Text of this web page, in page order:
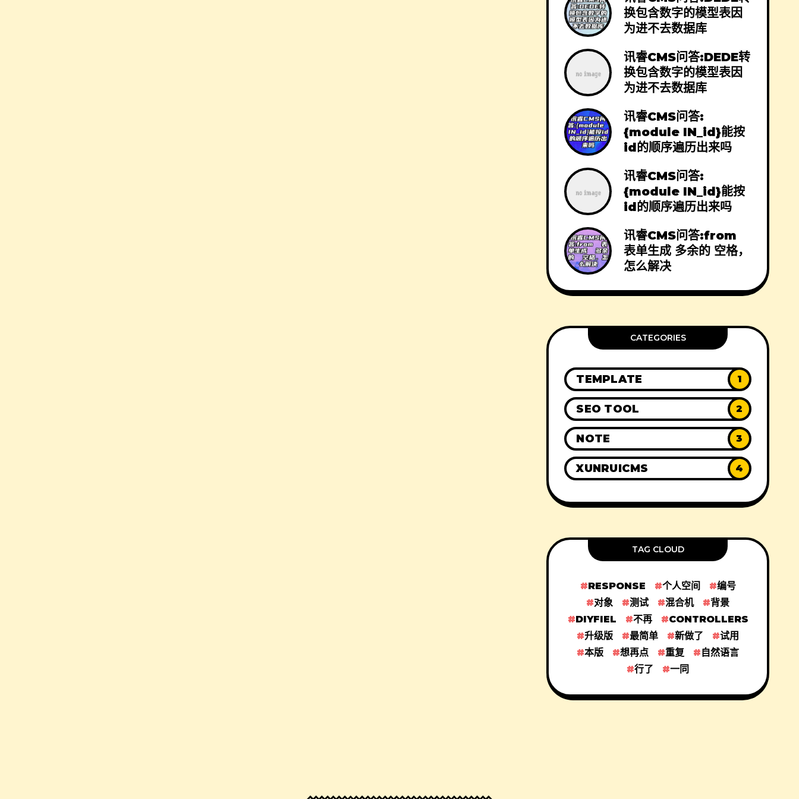
换包含数字的模型表因
为进不去数据库
讯睿CMS问答:DEDE转
换包含数字的模型表因
为进不去数据库
讯睿CMS问答:
{module IN_id}能按
id的顺序遍历出来吗
讯睿CMS问答:
{module IN_id}能按
id的顺序遍历出来吗
讯睿CMS问答:from
表单生成 多余的 空格，
怎么解决
CATEGORIES
TEMPLATE 1
SEO TOOL 2
NOTE 3
XUNRUICMS 4
TAG CLOUD
RESPONSE 个人空间
编号
对象
测试 混合机
背景
DIYFIEL
不再
CONTROLLERS
升级版
最简单 新做了
试用
本版
想再点 重复
自然语言
行了
一同